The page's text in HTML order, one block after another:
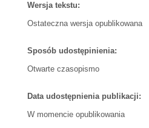
Wersja tekstu:
Ostateczna wersja opublikowana
Sposób udostępinienia:
Otwarte czasopismo
Data udostępnienia publikacji:
W momencie opublikowania